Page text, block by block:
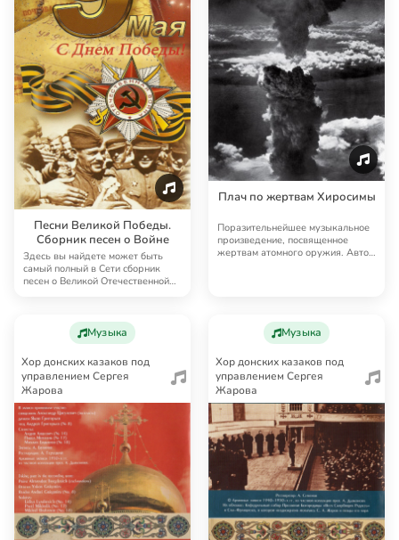
Песни Великой Победы.
Сборник песен о Войне
Здесь вы найдете может быть
самый полный в Сети сборник
песен о Великой Отечественной
Плач по жертвам Хиросимы
Поразительнейшее музыкальное
произведение, посвященное
жертвам атомного оружия. Автор
Музыка
Хор донских казаков под
управлением Сергея
Жарова
Музыка
Хор донских казаков под
управлением Сергея
Жарова